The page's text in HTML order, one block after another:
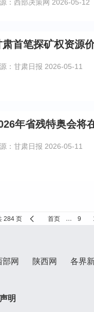
：西部决策网 2026-05-12
肃首笔探矿权资源
：甘肃日报 2026-05-11
年省残特奥会将
：甘肃日报 2026-05-11
284 页 首页 … 9
部网 陕西网
各界
明